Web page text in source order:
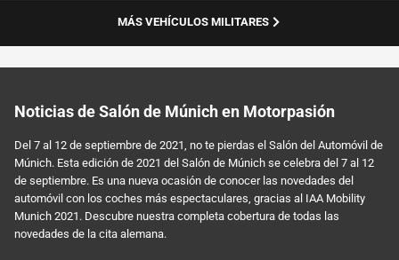
MÁS VEHÍCULOS MILITARES
Noticias de Salón de Múnich en Motorpasión
Del 7 al 12 de septiembre de 2021, no te pierdas el Salón del Automóvil de
Múnich. Esta edición de 2021 del Salón de Múnich se celebra del 7 al 12
de septiembre. Es una nueva ocasión de conocer las novedades del
automóvil con los coches más espectaculares, gracias al IAA Mobility
Munich 2021. Descubre nuestra completa cobertura de todas las
novedades de la cita alemana.